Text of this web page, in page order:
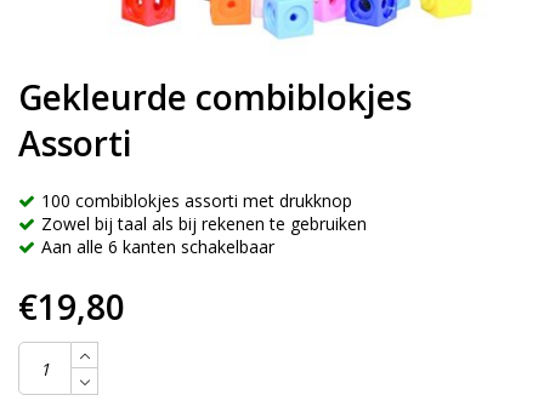
Gekleurde combiblokjes
Assorti
100 combiblokjes assorti met drukknop
Zowel bij taal als bij rekenen te gebruiken
Aan alle 6 kanten schakelbaar
€19,80